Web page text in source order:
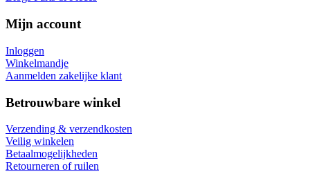
Mijn account
Inloggen
Winkelmandje
Aanmelden zakelijke klant
Betrouwbare winkel
Verzending & verzendkosten
Veilig winkelen
Betaalmogelijkheden
Retourneren of ruilen